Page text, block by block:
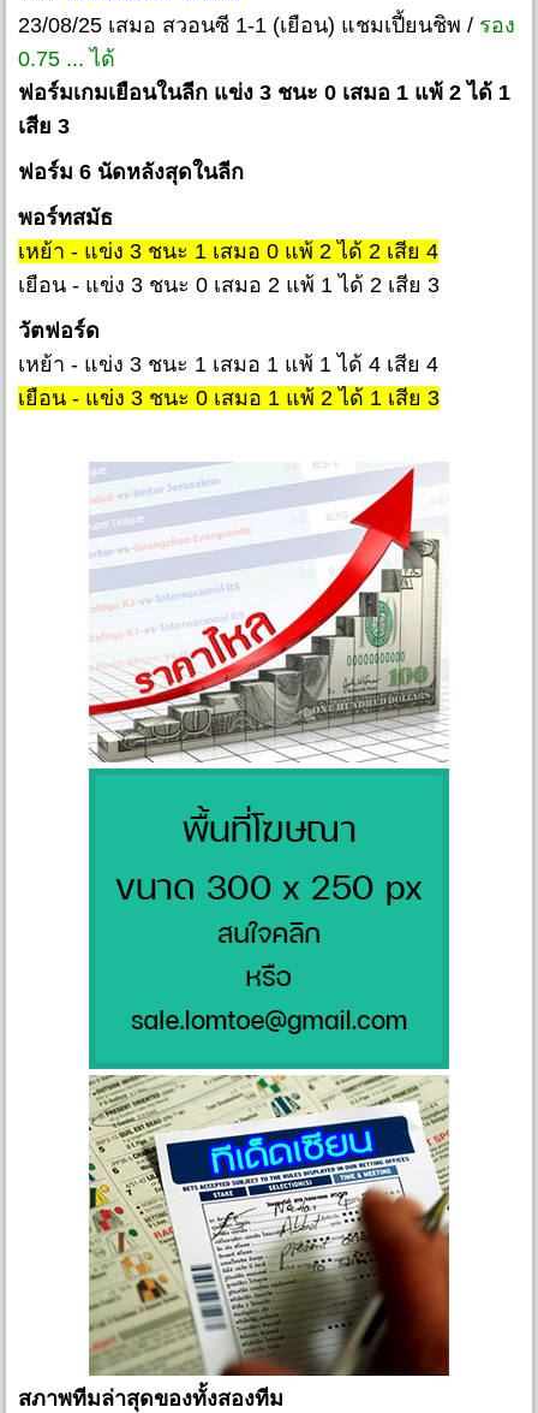
23/08/25 เสมอ สวอนซี 1-1 (เยือน) แชมเปี้ยนชิพ / รอง
0.75 ... ได้
ฟอร์มเกมเยือนในลีก แข่ง 3 ชนะ 0 เสมอ 1 แพ้ 2 ได้ 1
เสีย 3
ฟอร์ม 6 นัดหลังสุดในลีก
พอร์ทสมัธ
เหย้า - แข่ง 3 ชนะ 1 เสมอ 0 แพ้ 2 ได้ 2 เสีย 4
เยือน - แข่ง 3 ชนะ 0 เสมอ 2 แพ้ 1 ได้ 2 เสีย 3
วัตฟอร์ด
เหย้า - แข่ง 3 ชนะ 1 เสมอ 1 แพ้ 1 ได้ 4 เสีย 4
เยือน - แข่ง 3 ชนะ 0 เสมอ 1 แพ้ 2 ได้ 1 เสีย 3
สภาพทีมล่าสุดของทั้งสองทีม